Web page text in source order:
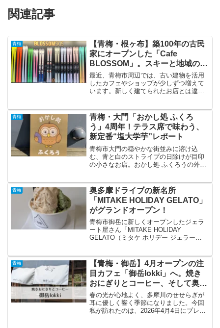
関連記事
青梅
【青梅・根ヶ布】築100年の古民
家にオープンした「Cafe
BLOSSOM」。スキーと地域の歴
史が残る静かなカフェを訪ねて
最近、青梅市周辺では、古い建物を活用
したカフェやショップが少しずつ増えて
います。新しく建てられたお店とは違
っています。今回訪れたのは、2026年7月
3日にオープンした ...
青梅
青梅・大門「おかし処 ふくろ
う」4周年！テラス席で味わう、
新定番“塩大学芋”レポート
青梅市大門の穏やかな街並みに溶け込
む、青と白のストライプの日除けが目印
の小さなお店。おかし処 ふくろうの外観
子を詳しくレポートします。この日は最
高に気持ちの良い小春日...
青梅
奥多摩ドライブの新名所
「MITAKE HOLIDAY GELATO」
がグランドオープン！
青梅市御岳に新しくオープンしたジェラ
ート屋さん「MITAKE HOLIDAY
GELATO（ミタケ ホリデー ジェラー
月19日・20日にプレオープンをしていた
んです...
青梅
【青梅・御岳】4月オープンの注
目カフェ「御岳lokki」へ。焼き
おにぎりとコーヒー、そして奥多
摩の自然に癒やされるひととき。
春の光が心地よく、多摩川のせせらぎが
耳に優しく響く季節になりました。今回
私が訪れたのは、2026年4月4日にプレオ